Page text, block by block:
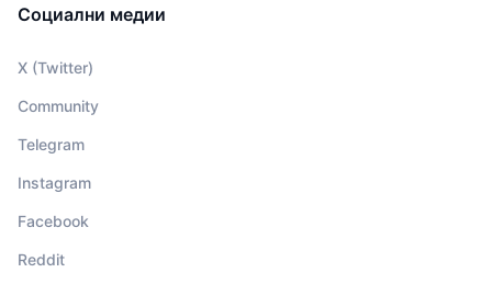
Социални медии
X (Twitter)
Community
Telegram
Instagram
Facebook
Reddit